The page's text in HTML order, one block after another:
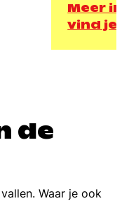
Meer
vind je
de
Waar je ook